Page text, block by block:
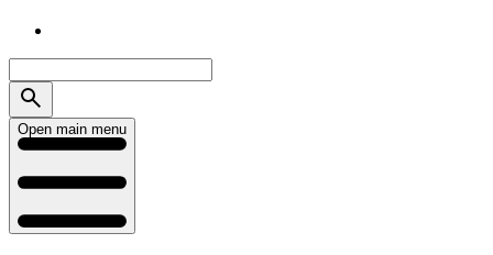
Open main menu